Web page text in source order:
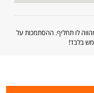
לו תחליף. ההסתמכות על
בלבד!